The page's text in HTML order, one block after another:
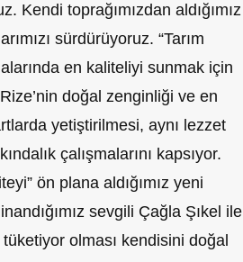
Kendi toprağımızdan aldığımız
sürdürüyoruz. “Tarım
en kaliteliyi sunmak için
doğal zenginliği ve en
yetiştirilmesi, aynı lezzet
çalışmalarını kapsıyor.
ön plana aldığımız yeni
sevgili Çağla Şıkel ile
olması kendisini doğal